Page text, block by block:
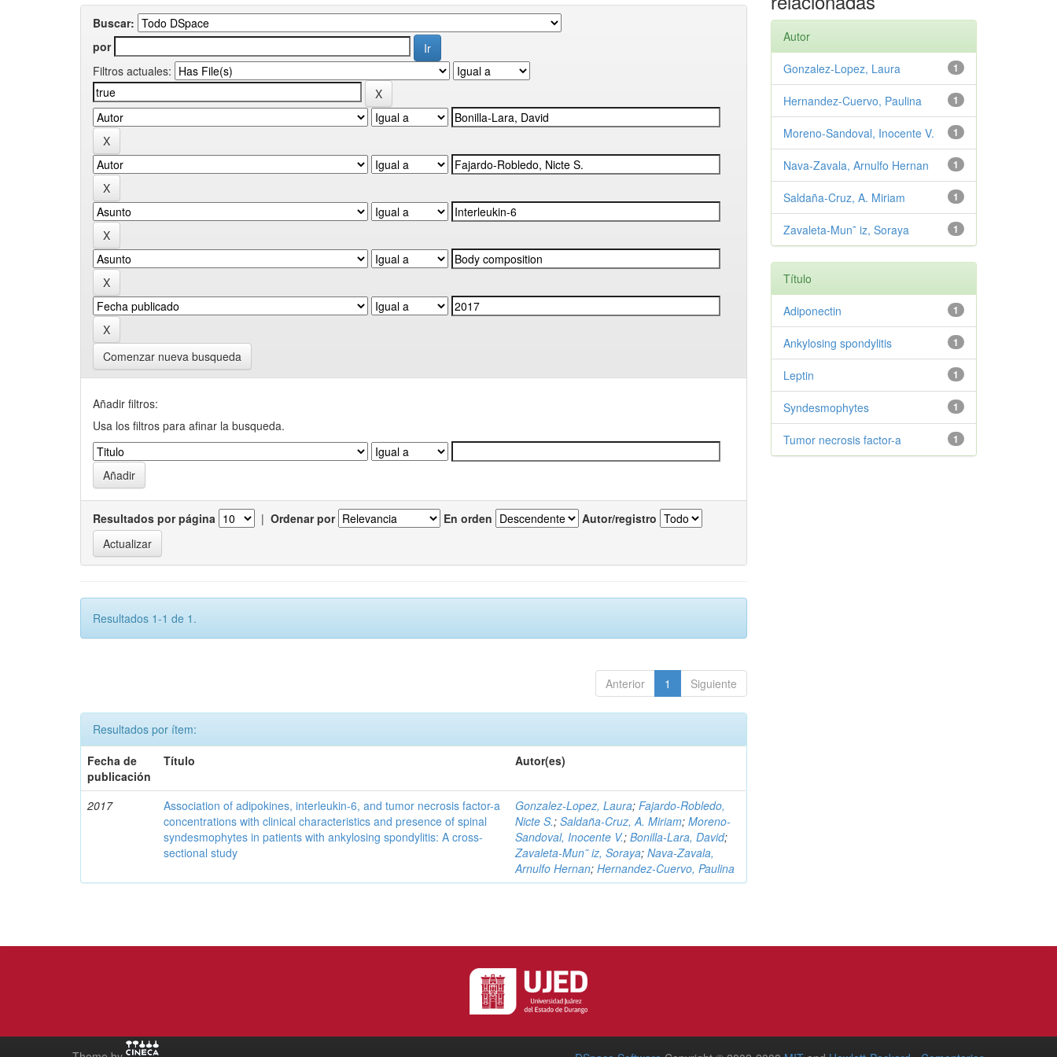
Buscar:
por
Filtros actuales:
Comenzar nueva busqueda
Añadir filtros:
Usa los filtros para afinar la busqueda.
Resultados por página | Ordenar por En orden Autor/registro
Resultados 1-1 de 1.
Anterior 1 Siguiente
Resultados por ítem:
Fecha de
publicación
Título Autor(es)
2017
Association of adipokines, interleukin-6, and tumor necrosis factor-a
concentrations with clinical characteristics and presence of spinal
syndesmophytes in patients with ankylosing spondylitis: A cross-
sectional study
Gonzalez-Lopez, Laura;Fajardo-Robledo,
Nicte S.;Saldaña-Cruz, A. Miriam;Moreno-
Sandoval, Inocente V.;Bonilla-Lara, David;
Zavaleta-Mun˜ iz, Soraya;Nava-Zavala,
Arnulfo Hernan;Hernandez-Cuervo, Paulina
Autor
1
Gonzalez-Lopez, Laura
1
Hernandez-Cuervo, Paulina
1
Moreno-Sandoval, Inocente V.
1
Nava-Zavala, Arnulfo Hernan
1
Saldaña-Cruz, A. Miriam
1
Zavaleta-Mun˜ iz, Soraya
Título
1
Adiponectin
1
Ankylosing spondylitis
1
Leptin
1
Syndesmophytes
1
Tumor necrosis factor-a